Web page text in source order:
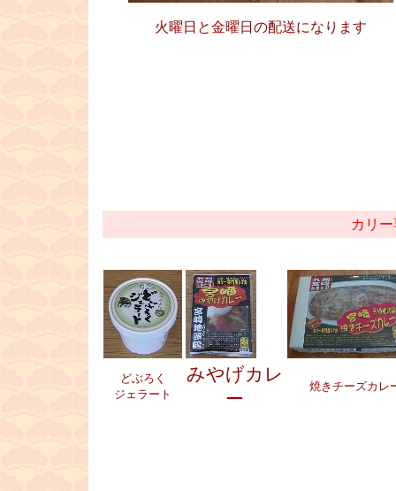
火曜日と金曜日の配送になります
カリ
どぶろく
ジェラート
みやげカレ
ー
焼きチーズカレ